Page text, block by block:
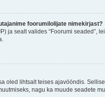
foorumilolijate nimekirjast?
ja sealt valides “Foorumi seaded”,
oled lihtsalt teises ajavööndis.
nagu ka muude seadete